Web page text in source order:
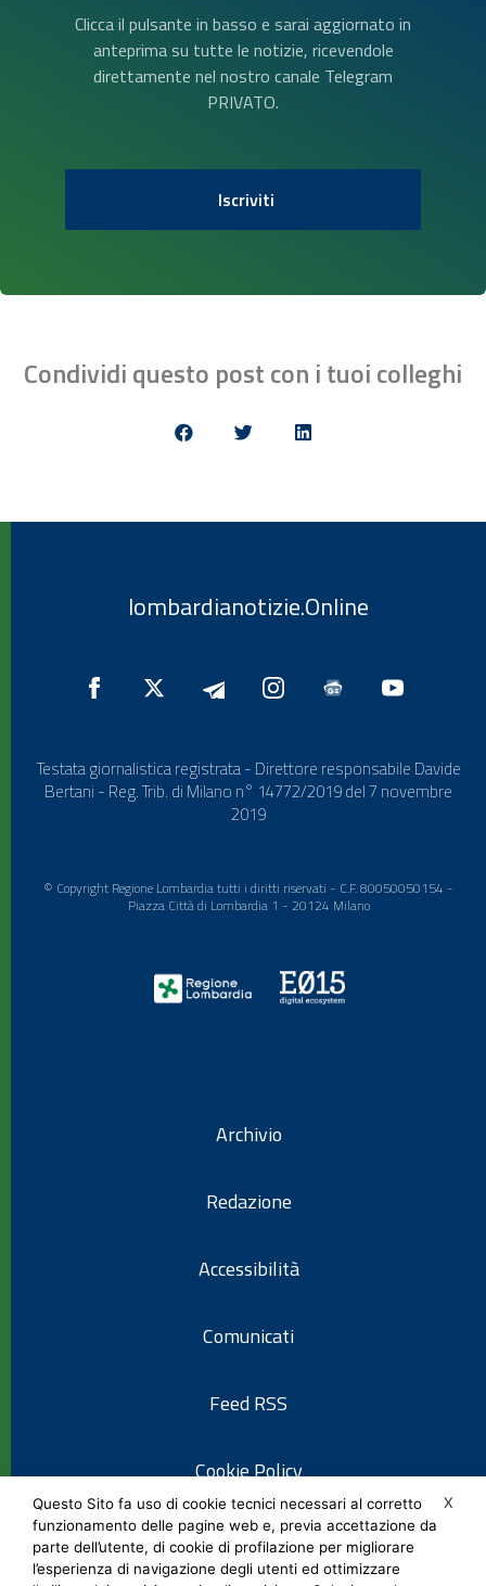
Clicca il pulsante in basso e sarai aggiornato in
anteprima su tutte le notizie, ricevendole
direttamente nel nostro canale Telegram
PRIVATO.
Iscriviti
Condividi questo post con i tuoi colleghi
lombardianotizie.Online
Testata giornalistica registrata - Direttore responsabile Davide
Bertani - Reg. Trib. di Milano n° 14772/2019 del 7 novembre
2019
© Copyright Regione Lombardia tutti i diritti riservati - C.F. 80050050154 -
Piazza Città di Lombardia 1 - 20124 Milano
Archivio
Redazione
Accessibilità
Comunicati
Feed RSS
Cookie Policy
Informativa privacy
X
Questo Sito fa uso di cookie tecnici necessari al corretto
funzionamento delle pagine web e, previa accettazione da
parte dell’utente, di cookie di profilazione per migliorare
l’esperienza di navigazione degli utenti ed ottimizzare